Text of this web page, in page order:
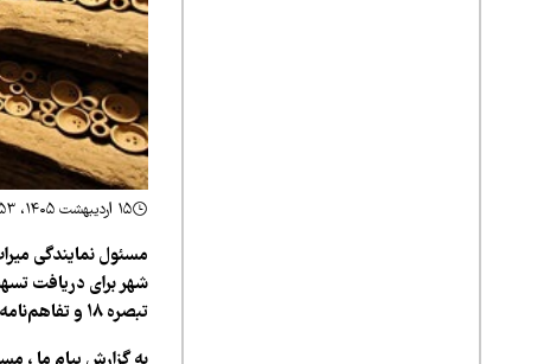
۱۵ اردیبهشت ۱۴۰۵، ۱۰:۵۳
شهر برای دریافت
تبصره ۱۸ و تفاهم‌نامه با بنیاد علوی و بنیاد برکت به شبکه بانکی معرفی شده‌اند.